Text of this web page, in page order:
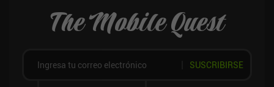
The Mobile Quest
SUSCRIBIRSE